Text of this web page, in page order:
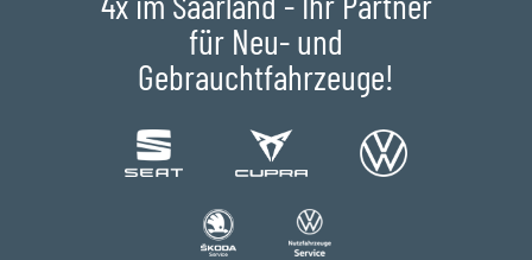
für Neu- und
Gebrauchtfahrzeuge!